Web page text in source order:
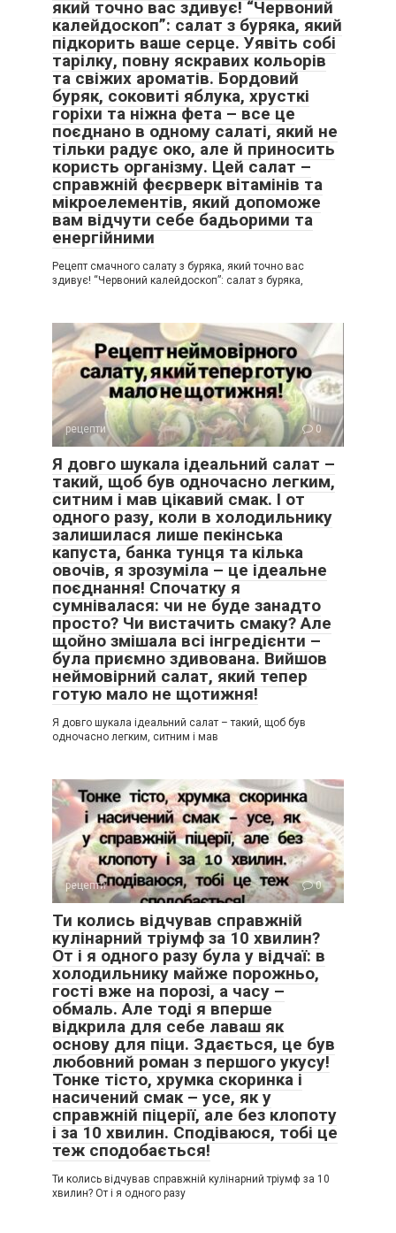
який точно вас здивує! “Червоний
калейдоскоп”: салат з буряка, який
підкорить ваше серце. Уявіть собі
тарілку, повну яскравих кольорів
та свіжих ароматів. Бордовий
буряк, соковиті яблука, хрусткі
горіхи та ніжна фета – все це
поєднано в одному салаті, який не
тільки радує око, але й приносить
користь організму. Цей салат –
справжній феєрверк вітамінів та
мікроелементів, який допоможе
вам відчути себе бадьорими та
енергійними
Рецепт смачного салату з буряка, який точно вас
здивує! “Червоний калейдоскоп”: салат з буряка,
рецепти 0
Я довго шукала ідеальний салат –
такий, щоб був одночасно легким,
ситним і мав цікавий смак. І от
одного разу, коли в холодильнику
залишилася лише пекінська
капуста, банка тунця та кілька
овочів, я зрозуміла – це ідеальне
поєднання! Спочатку я
сумнівалася: чи не буде занадто
просто? Чи вистачить смаку? Але
щойно змішала всі інгредієнти –
була приємно здивована. Вийшов
неймовірний салат, який тепер
готую мало не щотижня!
Я довго шукала ідеальний салат – такий, щоб був
одночасно легким, ситним і мав
рецепти 0
Ти колись відчував справжній
кулінарний тріумф за 10 хвилин?
От і я одного разу була у відчаї: в
холодильнику майже порожньо,
гості вже на порозі, а часу –
обмаль. Але тоді я вперше
відкрила для себе лаваш як
основу для піци. Здається, це був
любовний роман з першого укусу!
Тонке тісто, хрумка скоринка і
насичений смак – усе, як у
справжній піцерії, але без клопоту
і за 10 хвилин. Сподіваюся, тобі це
теж сподобається!
Ти колись відчував справжній кулінарний тріумф за 10
хвилин? От і я одного разу